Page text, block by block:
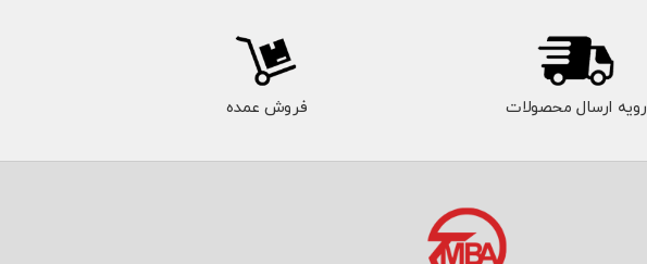
رویه ارسال محصولات فروش عمده